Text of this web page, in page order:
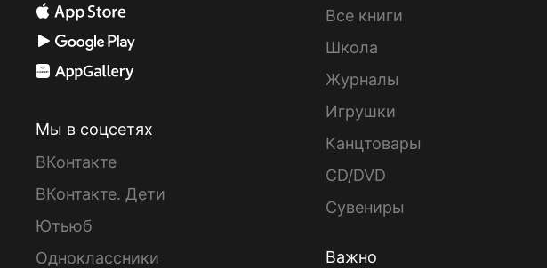
Мы в соцсетях
ВКонтакте
ВКонтакте. Дети
Ютьюб
Одноклассники
Все книги
Школа
Журналы
Игрушки
Канцтовары
CD/DVD
Сувениры
Важно